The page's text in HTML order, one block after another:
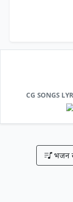
CG SONGS
भजन